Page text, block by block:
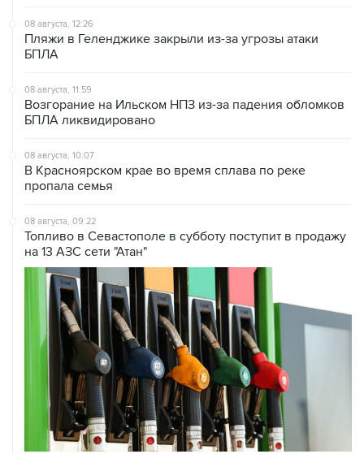
08 августа, 12:26
Пляжи в Геленджике закрыли из-за угрозы атаки
БПЛА
08 августа, 11:59
Возгорание на Ильском НПЗ из-за падения обломков
БПЛА ликвидировано
08 августа, 10:07
В Красноярском крае во время сплава по реке
пропала семья
08 августа, 09:22
Топливо в Севастополе в субботу поступит в продажу
на 13 АЗС сети "Атан"